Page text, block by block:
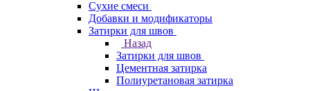
Сухие смеси
Добавки и модификаторы
Затирки для швов
Назад
Затирки для швов
Цементная затирка
Полиуретановая затирка